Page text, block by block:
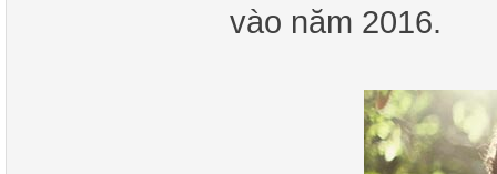
vào năm 2016.